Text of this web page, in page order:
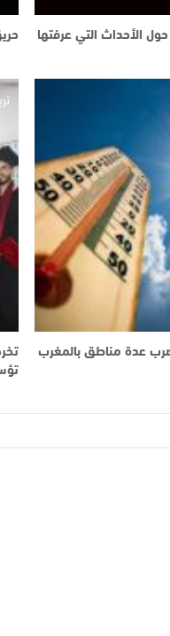
الأحداث التي عرفتها
عدة مناطق بالمغرب